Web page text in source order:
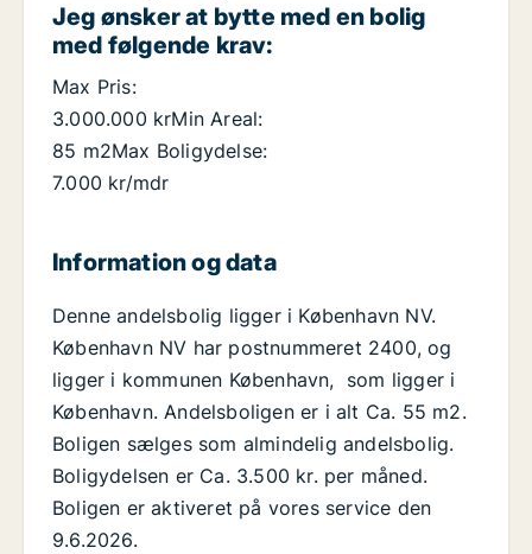
Jeg ønsker at bytte med en bolig
med følgende krav:
Max Pris:
3.000.000 krMin Areal:
85 m2Max Boligydelse:
7.000 kr/mdr
Information og data
Denne andelsbolig ligger i København NV.
København NV har postnummeret 2400, og
ligger i kommunen København, som ligger i
København. Andelsboligen er i alt Ca. 55 m2.
Boligen sælges som almindelig andelsbolig.
Boligydelsen er Ca. 3.500 kr. per måned.
Boligen er aktiveret på vores service den
9.6.2026.